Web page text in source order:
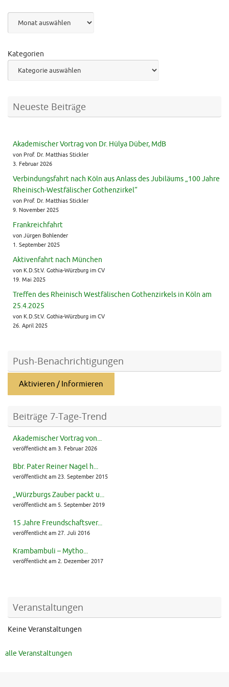
Kategorien
Neueste Beiträge
Akademischer Vortrag von Dr. Hülya Düber, MdB
von Prof. Dr. Matthias Stickler
3. Februar 2026
Verbindungsfahrt nach Köln aus Anlass des Jubiläums „100 Jahre
Rheinisch-Westfälischer Gothenzirkel“
von Prof. Dr. Matthias Stickler
9. November 2025
Frankreichfahrt
von Jürgen Bohlender
1. September 2025
Aktivenfahrt nach München
von K.D.St.V. Gothia-Würzburg im CV
19. Mai 2025
Treffen des Rheinisch Westfälischen Gothenzirkels in Köln am
25.4.2025
von K.D.St.V. Gothia-Würzburg im CV
26. April 2025
Push-Benachrichtigungen
Aktivieren / Informieren
Beiträge 7-Tage-Trend
Akademischer Vortrag von...
veröffentlicht am 3. Februar 2026
Bbr. Pater Reiner Nagel h...
veröffentlicht am 23. September 2015
„Würzburgs Zauber packt u...
veröffentlicht am 5. September 2019
15 Jahre Freundschaftsver...
veröffentlicht am 27. Juli 2016
Krambambuli – Mytho...
veröffentlicht am 2. Dezember 2017
Veranstaltungen
Keine Veranstaltungen
alle Veranstaltungen